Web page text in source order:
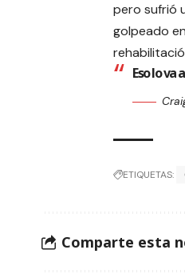
pero sufrió
golpeado
Eso lo va
ETIQUETAS:
Comparte esta